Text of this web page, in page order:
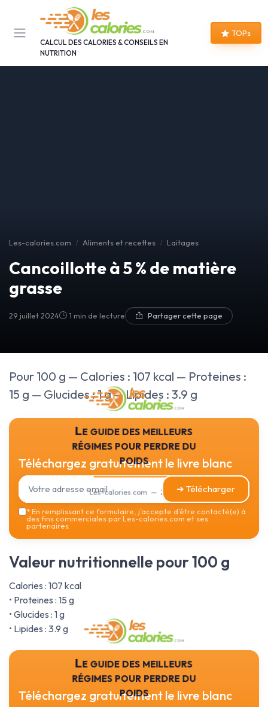
CALCUL DES CALORIES & CONSEILS EN
NUTRITION
TOPs
Les-calories.com Aliments et recettes Laitages
Cancoillotte à 5 % de matière
grasse
29 juillet 2024 1 min de lecture Partager cette page
Pour 100 g — Calories : 107 kcal — Proteines :
15 g — Glucides : 1 g — Lipides : 3.9 g
Le guide des meilleurs
régimes pour perdre du
poids
Les-calories.com — 2026
Téléchargez gratuitement le livre blanc
➔ Télécharger
*En remplissant ce formulaire, j’accepte d’être contacté(e) à
des fins commerciales par Les-calories.com et ses
partenaires.
Valeur nutritionnelle pour 100 g
Calories : 107 kcal
• Proteines : 15 g
• Glucides : 1 g
• Lipides : 3.9 g
Le guide des meilleurs
régimes pour perdre du
poids
Téléchargez gratuitement le livre blanc
Panneau de gestion des cookies